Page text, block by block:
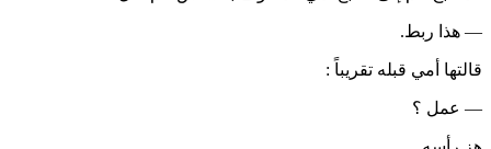
— هذا ربط.
قالتها أمي قبله تقريباً :
— عمل ؟